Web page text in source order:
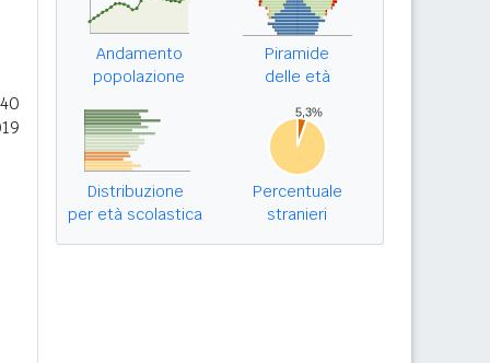
Andamento
popolazione
Piramide
delle età
Distribuzione
per età scolastica
Percentuale
stranieri